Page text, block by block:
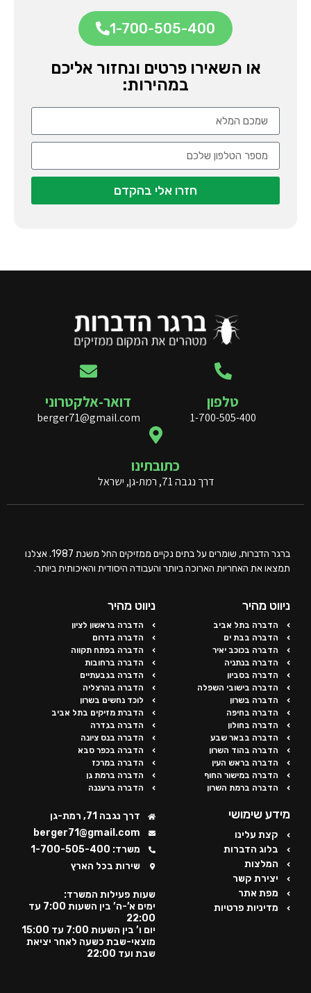
1-700-505-400
או השאירו פרטים ונחזור אליכם
במהירות:
חזרו אלי בהקדם
טלפון
1-700-505-400
דואר-אלקטרוני
berger71@gmail.com
כתובתינו
דרך נגבה 71, רמת-גן, ישראל
ברגר הדברות, שומרים על בתים נקיים ממזיקים החל משנת 1987. אצלנו
תמצאו את האחריות הארוכה ביותר והעבודה היסודית והאיכותית ביותר.
ניווט מהיר
הדברה בתל אביב
הדברה בבת ים
הדברה בכוכב יאיר
הדברה בנתניה
הדברה בסביון
הדברה בישובי השפלה
הדברה בשרון
הדברה בחיפה
הדברה בחולון
הדברה בבאר שבע
הדברה בהוד השרון
הדברה בראש העין
הדברה במישור החוף
הדברה ברמת השרון
ניווט מהיר
הדברה בראשון לציון
הדברה בדרום
הדברה בפתח תקווה
הדברה ברחובות
הדברה בגבעתיים
הדברה בהרצליה
לוכד נחשים בשרון
הדברת מזיקים בתל אביב
הדברה בגדרה
הדברה בנס ציונה
הדברה בכפר סבא
הדברה במרכז
הדברה ברמת גן
הדברה ברעננה
מידע שימושי
קצת עלינו
בלוג הדברות
המלצות
יצירת קשר
מפת אתר
מדיניות פרטיות
דרך נגבה 71, רמת-גן
berger71@gmail.com
משרד: 1-700-505-400
שירות בכל הארץ
שעות פעילות המשרד:
ימים א’-ה’ בין השעות 7:00 עד
22:00
יום ו’ בין השעות 7:00 עד 15:00
מוצאי-שבת כשעה לאחר יציאת
שבת ועד 22:00